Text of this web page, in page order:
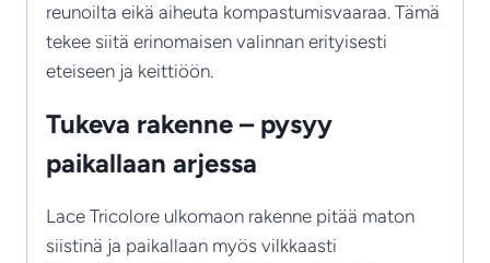
reunoilta eikä aiheuta kompastumisvaaraa. Tämä
tekee siitä erinomaisen valinnan erityisesti
eteiseen ja keittiöön.
Tukeva rakenne – pysyy
paikallaan arjessa
Lace Tricolore ulkomaon rakenne pitää maton
siistinä ja paikallaan myös vilkkaasti